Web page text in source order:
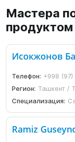
Мастера
продуктом
Исокжонов
Телефон: +998
Регион: Ташкент /
Специализация:
Ramiz